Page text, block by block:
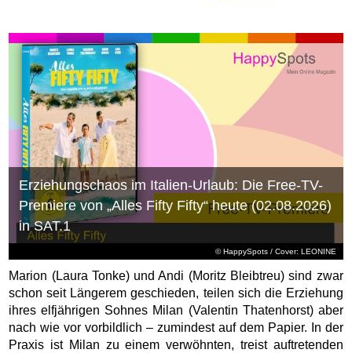
© HappySpots / Cover: LEONINE
Erziehungschaos im Italien-Urlaub: Die Free-TV-
Premiere von „Alles Fifty Fifty“ heute (02.08.2026)
in SAT.1
Marion (Laura Tonke) und Andi (Moritz Bleibtreu) sind zwar
schon seit Längerem geschieden, teilen sich die Erziehung
ihres elfjährigen Sohnes Milan (Valentin Thatenhorst) aber
nach wie vor vorbildlich – zumindest auf dem Papier. In der
Praxis ist Milan zu einem verwöhnten, treist auftretenden